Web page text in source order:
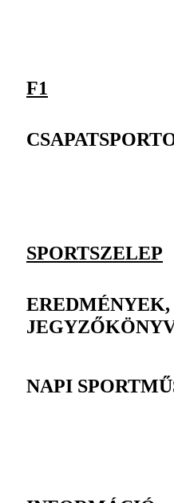
F1
SPORTSZELEP
EREDMÉNYEK,
NAPI